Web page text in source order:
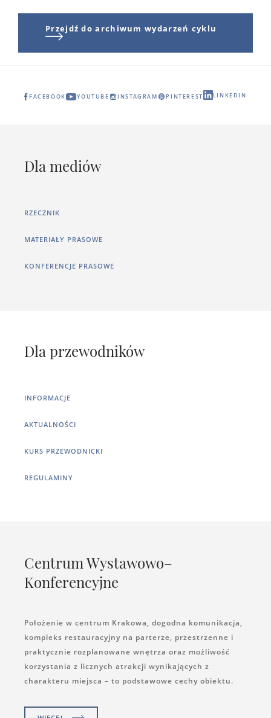
Przejdź do archiwum wydarzeń cyklu
FACEBOOK YOUTUBE INSTAGRAM PINTEREST LINKEDIN
Dla mediów
RZECZNIK
MATERIAŁY PRASOWE
KONFERENCJE PRASOWE
Dla przewodników
INFORMACJE
AKTUALNOŚCI
KURS PRZEWODNICKI
REGULAMINY
Centrum Wystawowo–
Konferencyjne
Położenie w centrum Krakowa, dogodna komunikacja,
kompleks restauracyjny na parterze, przestrzenne i
praktycznie rozplanowane wnętrza oraz możliwość
korzystania z licznych atrakcji wynikających z
charakteru miejsca – to podstawowe cechy obiektu.